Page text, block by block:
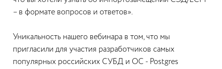
– в формате вопросов и ответов».
Уникальность нашего вебинара в том, что мы
пригласили для участия разработчиков самых
популярных российских СУБД и ОС - Postgres